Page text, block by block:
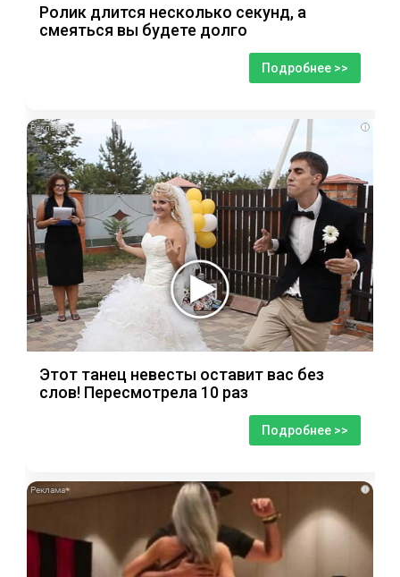
Ролик длится несколько секунд, а
смеяться вы будете долго
Подробнее >>
i
Этот танец невесты оставит вас без
слов! Пересмотрела 10 раз
Подробнее >>
i